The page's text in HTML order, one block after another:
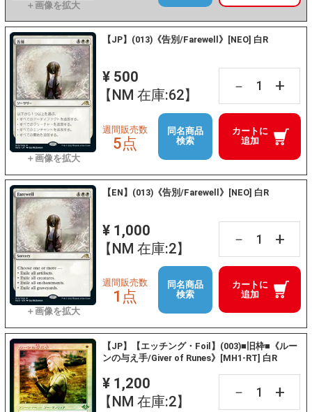
【JP】(013)《告別/Farewell》[NEO] 白R
¥ 500
【NM 在庫:62】
－ +
カートに
追加
週間販売数
5点
同名商品
検索
【EN】(013)《告別/Farewell》[NEO] 白R
¥ 1,000
【NM 在庫:2】
－ +
カートに
追加
週間販売数
1点
同名商品
検索
【JP】【エッチング・Foil】(003)■旧枠■《ルー
ンの与え手/Giver of Runes》[MH1-RT] 白R
¥ 1,200
【NM 在庫:2】
－ +